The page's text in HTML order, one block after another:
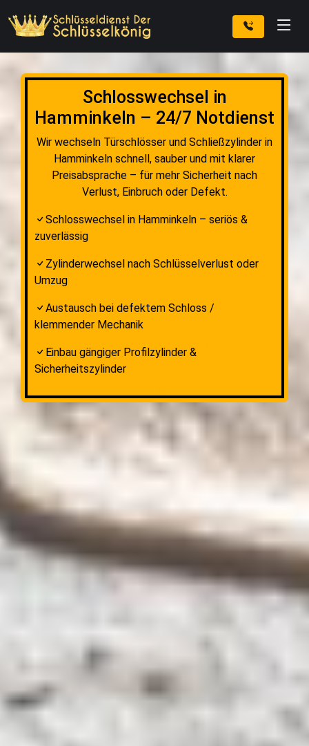
Schlosswechsel in
Hamminkeln – 24/7 Notdienst
Wir wechseln Türschlösser und Schließzylinder in
Hamminkeln schnell, sauber und mit klarer
Preisabsprache – für mehr Sicherheit nach
Verlust, Einbruch oder Defekt.
Schlosswechsel in Hamminkeln – seriös &
zuverlässig
Zylinderwechsel nach Schlüsselverlust oder
Umzug
Austausch bei defektem Schloss /
klemmender Mechanik
Einbau gängiger Profilzylinder &
Sicherheitszylinder